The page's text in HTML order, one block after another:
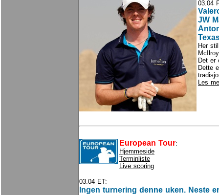
03.04
JW
Her
Det er
Dette
Les
European Tour:
Hjemmeside
Terminliste
Live scoring
03.04 ET:
Ingen turnering denne uken. Neste